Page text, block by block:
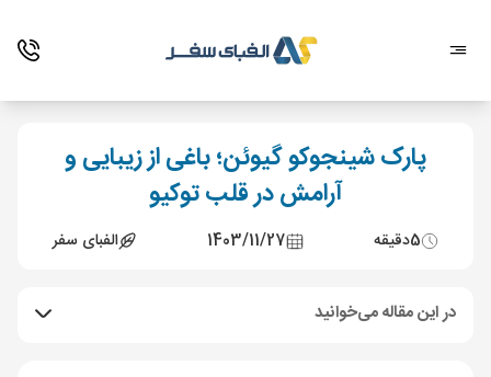
پارک شینجوکو گیوئن؛ باغی از زیبایی و
آرامش در قلب توکیو
5دقیقه 1403/11/27 الفبای سفر
در این مقاله می‌خوانید